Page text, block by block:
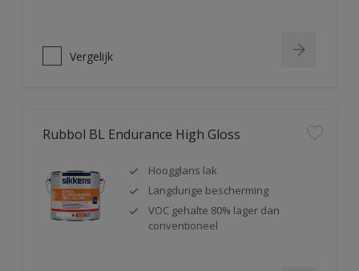
Vergelijk
Rubbol BL Endurance High Gloss
Hoogglans lak
Langdurige bescherming
VOC gehalte 80% lager dan
conventioneel